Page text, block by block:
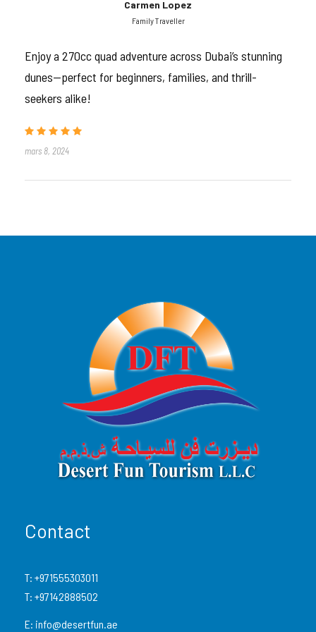
Prise en charge et retour à l’hôtel (Dubaï ou
Sharjah)
Transfert en 4×4 climatisé vers la région
désertique de Lahbab
Quad 270cc automatique – 25 à 30 minutes
Équipement de sécurité : casque, gants, lunettes
Supervision par guide pendant la session
Eau minérale incluse
Pause photo dans les dunes
Non inclus
Photos ou vidéos professionnelles (en option)
chameaux – disponibles sur demande)
Boissons autres que l’eau
Carmen Lopez
Family Traveller
Enjoy a 270cc quad adventure across Dubai’s stunning
dunes—perfect for beginners, families, and thrill-
seekers alike!
mars 8, 2024
Contact
T: +971555303011
T: +97142888502
E: info@desertfun.ae